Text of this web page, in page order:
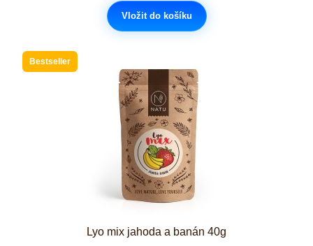
Vložit do košíku
Bestseller
Lyo mix jahoda a banán 40g